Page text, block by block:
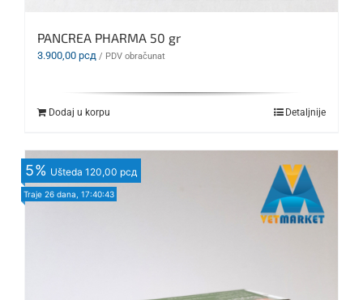
PANCREA PHARMA 50 gr
3.900,00 рсд / PDV obračunat
Dodaj u korpu Detaljnije
5% Ušteda 120,00 рсд
Traje 26 dana, 17:40:42